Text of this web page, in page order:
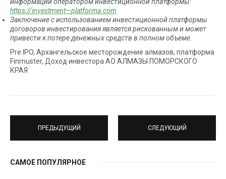
https://investment—platforma com
Заключение с использованием инвестиционной платформы
договоров инвестирования является рискованным и может
привести к потере денежных средств в полном объеме.
Pre IPO, Архангельское месторождение алмазов, платформа
Finmuster, Доход инвестора АО АЛМАЗЫ ПОМОРСКОГО
КРАЯ
ПРЕДЫДУЩИЙ СЛЕДУЮЩИЙ
САМОЕ ПОПУЛЯРНОЕ